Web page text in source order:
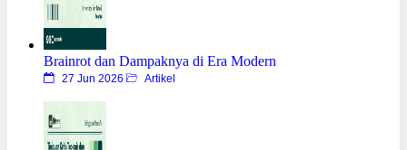
Brainrot dan Dampaknya di Era Modern
27 Jun 2026 Artikel